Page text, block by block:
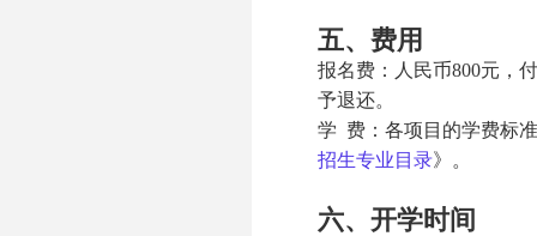
五、费用
报名费：人民币800元，
予退还。
学 费：各项目的学费标
招生专业目录》。
六、开学时间